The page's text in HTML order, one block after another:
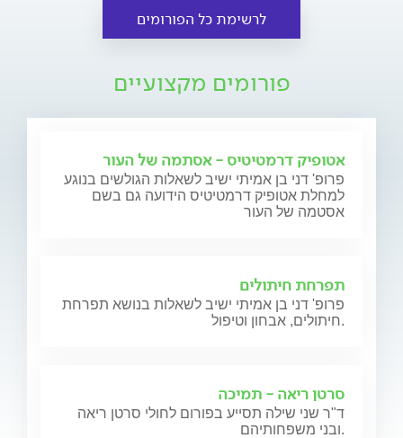
לרשימת כל הפורומים
פורומים מקצועיים
אטופיק דרמטיטיס - אסתמה של העור
פרופ' דני בן אמיתי ישיב לשאלות הגולשים בנוגע
למחלת אטופיק דרמטיטיס הידועה גם בשם
אסטמה של העור
תפרחת חיתולים
פרופ' דני בן אמיתי ישיב לשאלות בנושא תפרחת
חיתולים, אבחון וטיפול.
סרטן ריאה - תמיכה
ד"ר שני שילה תסייע בפורום לחולי סרטן ריאה
ובני משפחותיהם.